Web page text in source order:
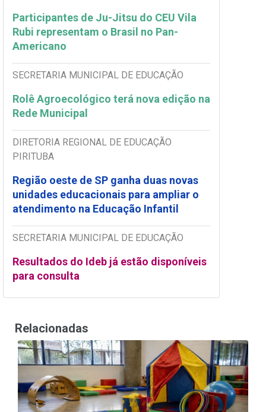
Participantes de Ju-Jitsu do CEU Vila
Rubi representam o Brasil no Pan-
Americano
SECRETARIA MUNICIPAL DE EDUCAÇÃO
Rolê Agroecológico terá nova edição na
Rede Municipal
DIRETORIA REGIONAL DE EDUCAÇÃO
PIRITUBA
Região oeste de SP ganha duas novas
unidades educacionais para ampliar o
atendimento na Educação Infantil
SECRETARIA MUNICIPAL DE EDUCAÇÃO
Resultados do Ideb já estão disponíveis
para consulta
Relacionadas